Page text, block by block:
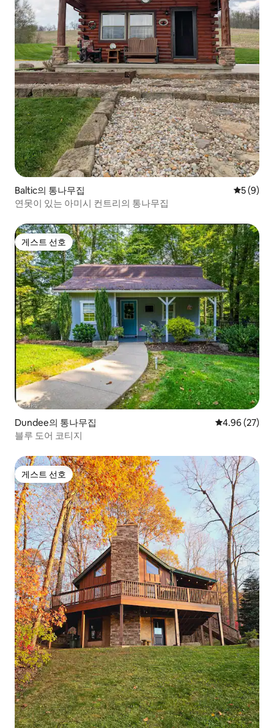
Baltic의 통나무집 평점 5점
5 (9)
연못이 있는 아미시 컨트리의 통나무집
게스트 선호
게스트 선호
Dundee의 통나무집 평점 4.96점(5
4.96 (27)
블루 도어 코티지
게스트 선호
게스트 선호